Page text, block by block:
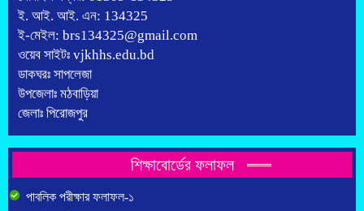
ই. আই. আই. এন: 134325
ই-মেইল: brs134325@gmail.com
ওয়েব সাইটঃ vjkhhs.edu.bd
ডাকঘরঃ সাপলেজা
উপজেলাঃ মঠবাড়িয়া
জেলাঃ পিরোজপুর
শিক্ষাবোর্ডের ফলাফল
পাবলিক পরীক্ষার ফলাফল-১